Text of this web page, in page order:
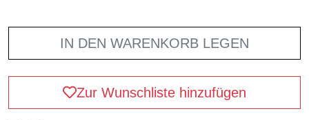
IN DEN WARENKORB LEGEN
Zur Wunschliste hinzufügen